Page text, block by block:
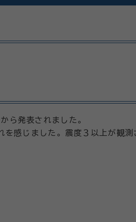
ら発表されました。
感じました。震度３以上が観